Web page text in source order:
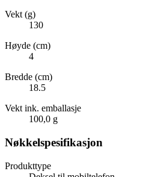
Vekt (g)
130
Høyde (cm)
4
Bredde (cm)
18.5
Vekt ink. emballasje
100,0 g
Nøkkelspesifikasjon
Produkttype